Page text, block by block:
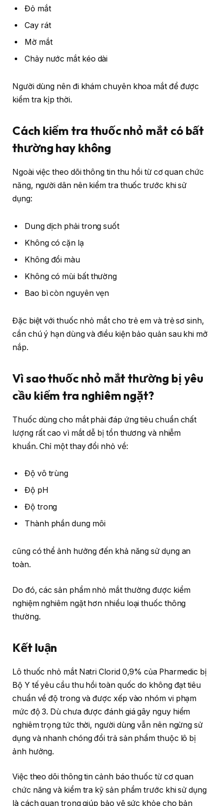
Đỏ mắt
Cay rát
Mờ mắt
Chảy nước mắt kéo dài
Người dùng nên đi khám chuyên khoa mắt để được
kiểm tra kịp thời.
Cách kiểm tra thuốc nhỏ mắt có bất
thường hay không
Ngoài việc theo dõi thông tin thu hồi từ cơ quan chức
năng, người dân nên kiểm tra thuốc trước khi sử
dụng:
Dung dịch phải trong suốt
Không có cặn lạ
Không đổi màu
Không có mùi bất thường
Bao bì còn nguyên vẹn
Đặc biệt với thuốc nhỏ mắt cho trẻ em và trẻ sơ sinh,
cần chú ý hạn dùng và điều kiện bảo quản sau khi mở
nắp.
Vì sao thuốc nhỏ mắt thường bị yêu
cầu kiểm tra nghiêm ngặt?
Thuốc dùng cho mắt phải đáp ứng tiêu chuẩn chất
lượng rất cao vì mắt dễ bị tổn thương và nhiễm
khuẩn. Chỉ một thay đổi nhỏ về:
Độ vô trùng
Độ pH
Độ trong
Thành phần dung môi
cũng có thể ảnh hưởng đến khả năng sử dụng an
toàn.
Do đó, các sản phẩm nhỏ mắt thường được kiểm
nghiệm nghiêm ngặt hơn nhiều loại thuốc thông
thường.
Kết luận
Lô thuốc nhỏ mắt Natri Clorid 0,9% của Pharmedic bị
Bộ Y tế yêu cầu thu hồi toàn quốc do không đạt tiêu
chuẩn về độ trong và được xếp vào nhóm vi phạm
mức độ 3. Dù chưa được đánh giá gây nguy hiểm
nghiêm trọng tức thời, người dùng vẫn nên ngừng sử
dụng và nhanh chóng đổi trả sản phẩm thuộc lô bị
ảnh hưởng.
Việc theo dõi thông tin cảnh báo thuốc từ cơ quan
chức năng và kiểm tra kỹ sản phẩm trước khi sử dụng
là cách quan trọng giúp bảo vệ sức khỏe cho bản